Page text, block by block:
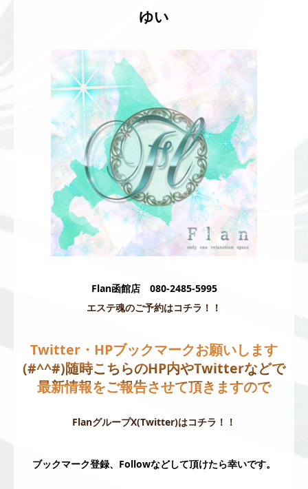
ゆい
Flan函館店 080-2485-5995
エステ魂のご予約はコチラ！！
Twitter・HPブックマークお願いします
(#^^#)随時こちらのHP内やTwitterなどで
最新情報をご報告させて頂きますので
FlanグループX(Twitter)はコチラ！！
ブックマーク登録、Followなどして頂けたら幸いです。